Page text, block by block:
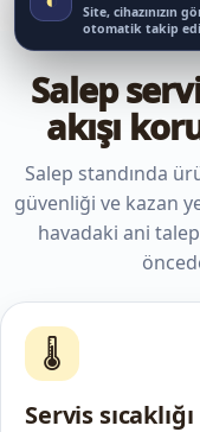
Salep
akışı
Salep standında
güvenliği ve kazan
havadaki ani
🌡️
Servis sıcaklığı
Site, cihazınızın
otomatik takip